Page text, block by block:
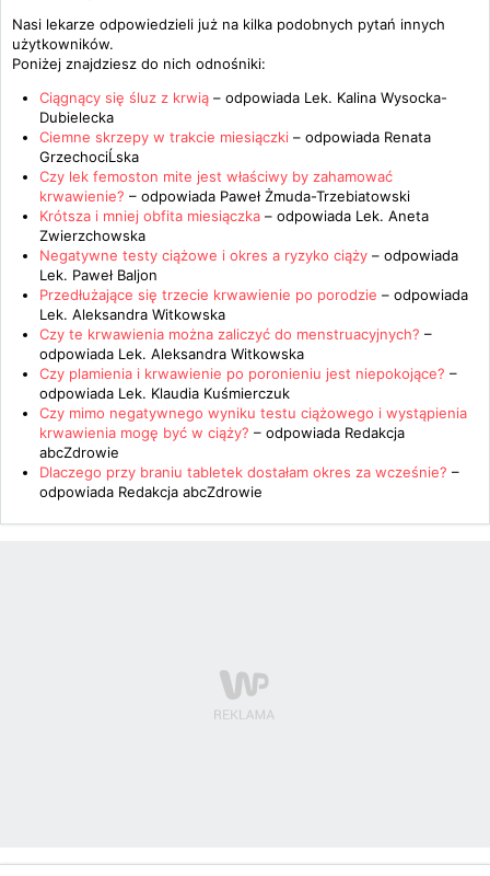
Nasi lekarze odpowiedzieli już na kilka podobnych pytań innych
użytkowników.
Poniżej znajdziesz do nich odnośniki:
Ciągnący się śluz z krwią – odpowiada Lek. Kalina Wysocka-
Dubielecka
Ciemne skrzepy w trakcie miesiączki – odpowiada Renata
GrzechociĹska
Czy lek femoston mite jest właściwy by zahamować
krwawienie? – odpowiada Paweł Żmuda-Trzebiatowski
Krótsza i mniej obfita miesiączka – odpowiada Lek. Aneta
Zwierzchowska
Negatywne testy ciążowe i okres a ryzyko ciąży – odpowiada
Lek. Paweł Baljon
Przedłużające się trzecie krwawienie po porodzie – odpowiada
Lek. Aleksandra Witkowska
Czy te krwawienia można zaliczyć do menstruacyjnych? –
odpowiada Lek. Aleksandra Witkowska
Czy plamienia i krwawienie po poronieniu jest niepokojące? –
odpowiada Lek. Klaudia Kuśmierczuk
Czy mimo negatywnego wyniku testu ciążowego i wystąpienia
krwawienia mogę być w ciąży? – odpowiada Redakcja
abcZdrowie
Dlaczego przy braniu tabletek dostałam okres za wcześnie? –
odpowiada Redakcja abcZdrowie